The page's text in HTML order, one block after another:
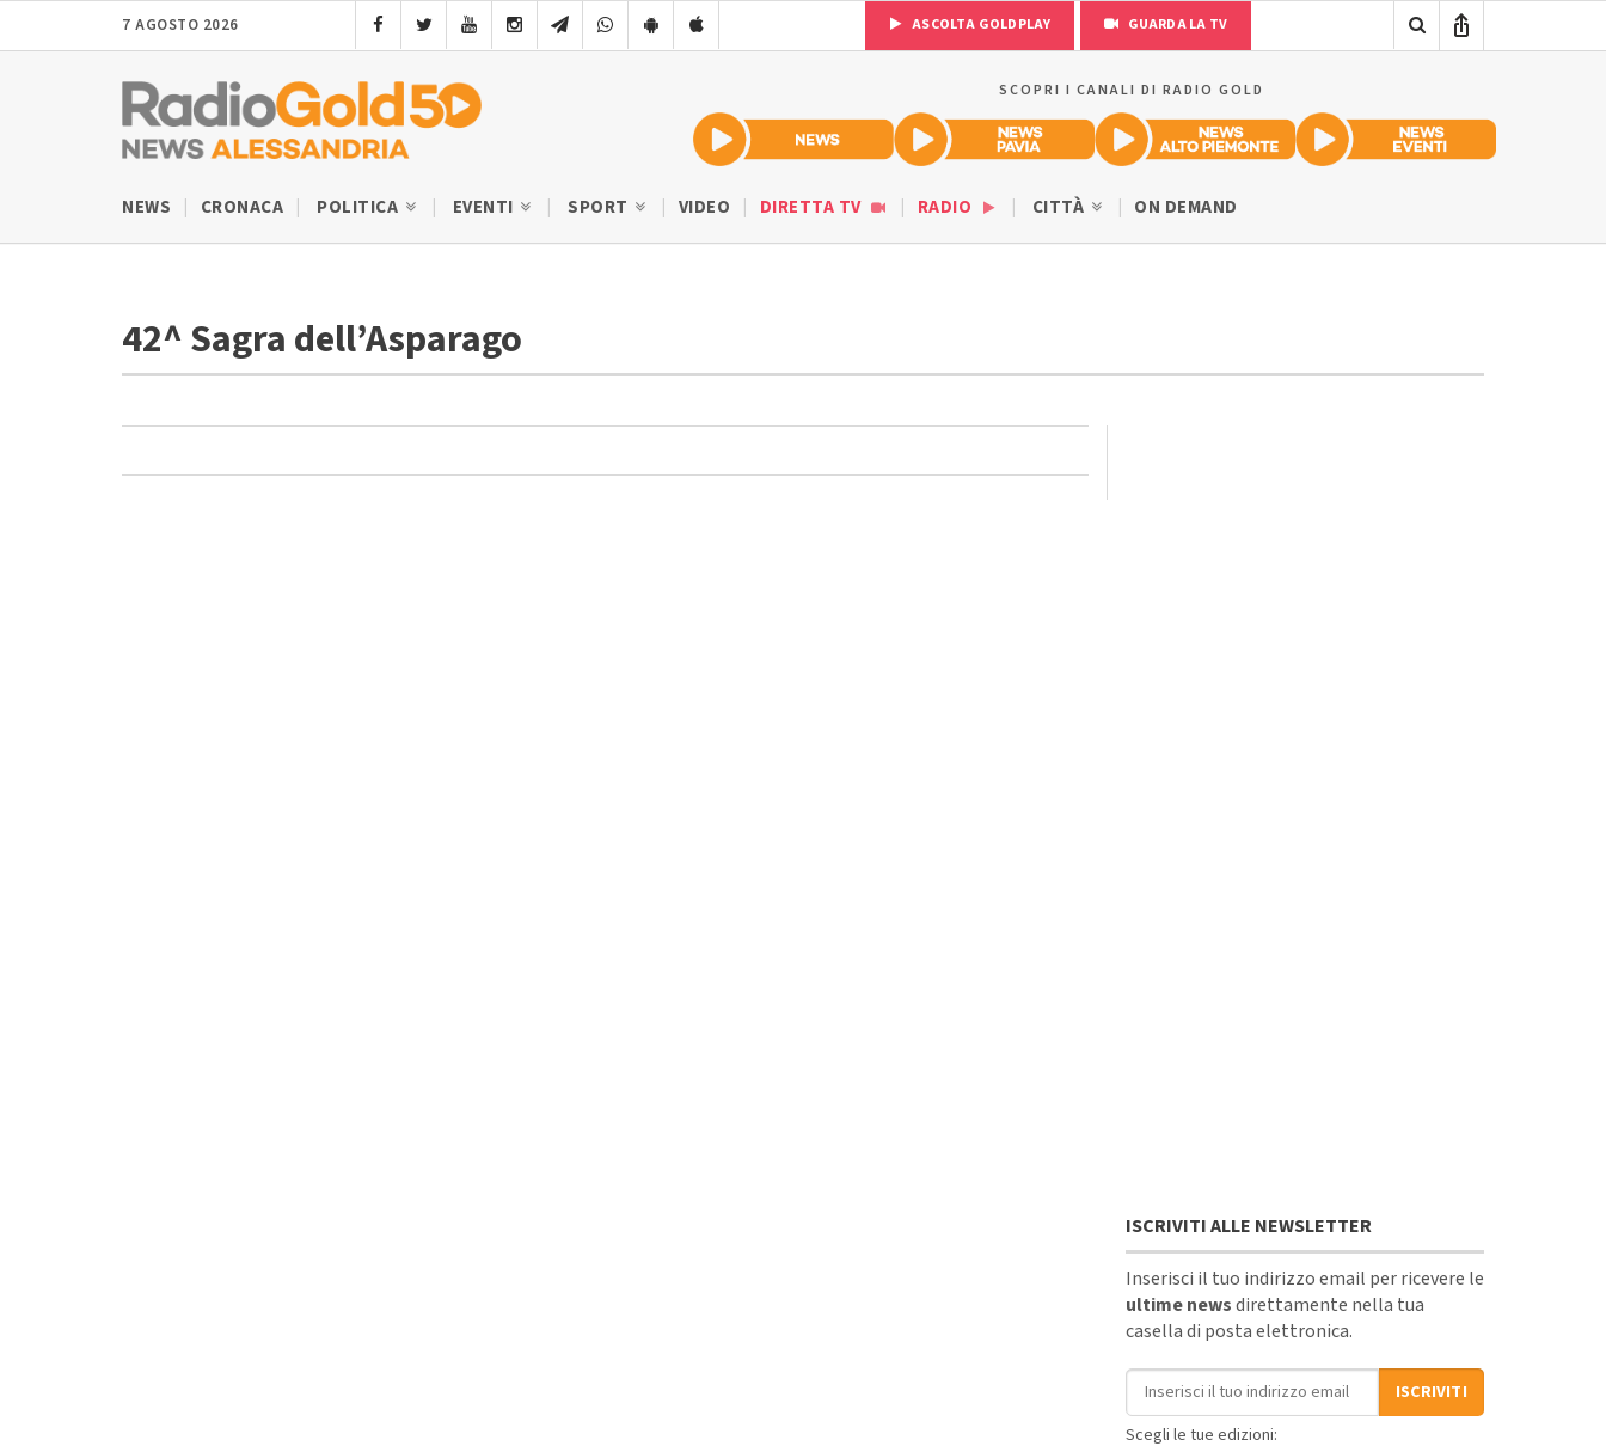
7 AGOSTO 2026 ASCOLTA GOLDPLAY GUARDA LA TV
SCOPRI I CANALI DI RADIO GOLD
NEWS CRONACA POLITICA EVENTI SPORT VIDEO DIRETTA TV RADIO CITTÀ ON DEMAND
42^ Sagra dell’Asparago
ISCRIVITI ALLE NEWSLETTER
Inserisci il tuo indirizzo email per ricevere le
ultime newsdirettamente nella tua
casella di posta elettronica.
Indirizzo email
ISCRIVITI
Scegli le tue edizioni: